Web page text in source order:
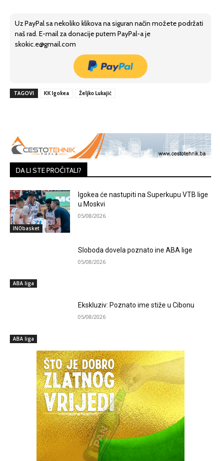
Uz PayPal sa nekoliko klikova na siguran način možete podržati
naš rad. E-mail za donacije putem PayPal-a je
skokic.e@gmail.com
TAGOVI KK Igokea Željko Lukajić
DA LI STE PROČITALI?
INObasket
Igokea će nastupiti na Superkupu VTB lige
u Moskvi
05/08/2026
ABA liga
Sloboda dovela poznato ine ABA lige
05/08/2026
ABA liga
Ekskluziv: Poznato ime stiže u Cibonu
05/08/2026